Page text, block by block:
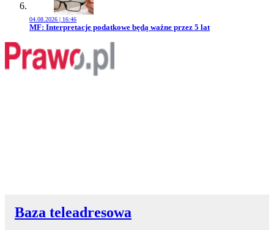
04.08.2026 | 16:46
Przejdź do artykułu:
MF: Interpretacje podatkowe będą ważne przez 5 lat
Baza teleadresowa